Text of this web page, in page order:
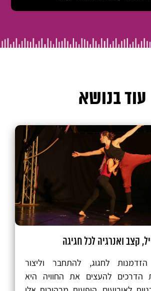
עוד בנושא
קצב ואנרגיה לכל חגיגה
לחגוג, להתחבר וליצור
הדרכים להעצים את החוויה היא